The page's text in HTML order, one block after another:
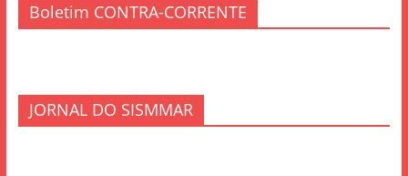
Boletim CONTRA-CORRENTE
JORNAL DO SISMMAR